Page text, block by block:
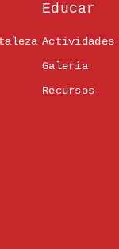
Educar
Actividades
Galería
Recursos